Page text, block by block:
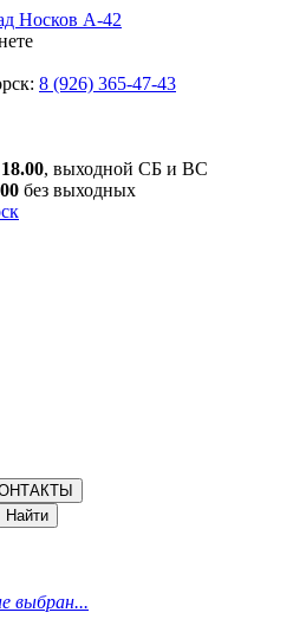
8 (926) 365-47-43
18.00, выходной СБ и ВС
без выходных
Найти
выбран...